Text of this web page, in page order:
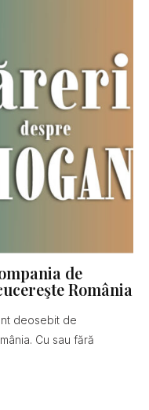
de
România
deosebit de
Cu sau fără